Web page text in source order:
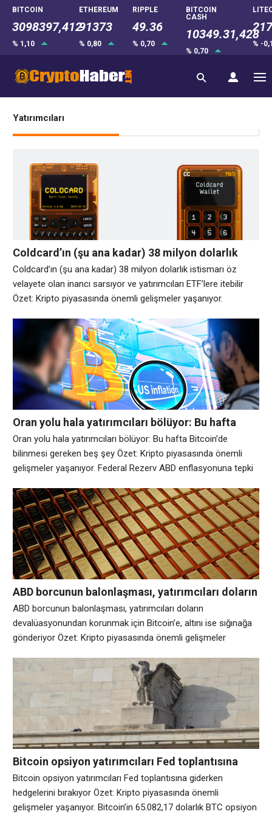
BITCOIN
3098397,412
% 1,10
ETHEREUM
91373
% 0,80
RIPPLE
49.36
% 0,70
BITCOIN
CASH
10349.31,428
% 0,70
% -
Yatırımcıları
Coldcard’ın (şu ana kadar) 38 milyon dolarlık
istismarı öz velayete olan inancı sarsıyor ve
yatırımcıları ETF’lere itebilir
Coldcard’ın (şu ana kadar) 38 milyon dolarlık istismarı öz
velayete olan inancı sarsıyor ve yatırımcıları ETF’lere itebilir
Özet: Kripto piyasasında önemli gelişmeler yaşanıyor.
paralarını korumak için bankalara ve borsalara güvenmelerine
gerek olmamasıydı. Bu söz, popüler donanım cüzdanı üreticisi
Coinkite’ın Coldcard’ındaki bir kusurun, saldırganların cüzdan
kurtarma ifadelerini yeniden oluşturmasına
Oran yolu hala yatırımcıları bölüyor: Bu hafta
Bitcoin’de bilinmesi gereken beş şey
Oran yolu hala yatırımcıları bölüyor: Bu hafta Bitcoin’de
bilinmesi gereken beş şey Özet: Kripto piyasasında önemli
gelişmeler yaşanıyor. Federal Rezerv ABD enflasyonuna tepki
katalizörleriyle hokkabazlık yaparak ilerliyor. Önemli noktalar:
Kevin Warsh başkanlığındaki Federal Açık Piyasa Komitesi’nin
(FOMC) 29 Temmuz Çarşamba günü son faiz oranı kararını
açıklamasıyla birlikte
ABD borcunun balonlaşması, yatırımcıları doların
devalüasyonundan korunmak için Bitcoin’e, altını
ise sığınağa gönderiyor
ABD borcunun balonlaşması, yatırımcıları doların
devalüasyonundan korunmak için Bitcoin’e, altını ise sığınağa
gönderiyor Özet: Kripto piyasasında önemli gelişmeler
Henüz kaydolmadıysanız buradan kaydolun. 65.082,17 dolarlık
Bitcoin (BTC) ve altın gibi algılanan değer saklama varlıkları için
daha geniş görünüm yapıcı olmaya devam ediyor. Nedeni
basit: ABD hükümeti her zamankinden
Bitcoin opsiyon yatırımcıları Fed toplantısına
giderken hedgelerini bırakıyor
Bitcoin opsiyon yatırımcıları Fed toplantısına giderken
hedgelerini bırakıyor Özet: Kripto piyasasında önemli
gelişmeler yaşanıyor. Bitcoin’in 65.082,17 dolarlık BTC opsiyon